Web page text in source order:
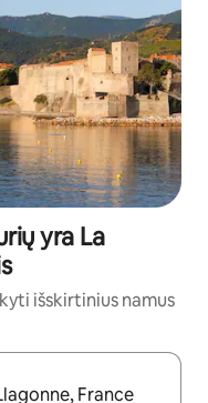
yra La
išskirtinius namus
naršyti galite